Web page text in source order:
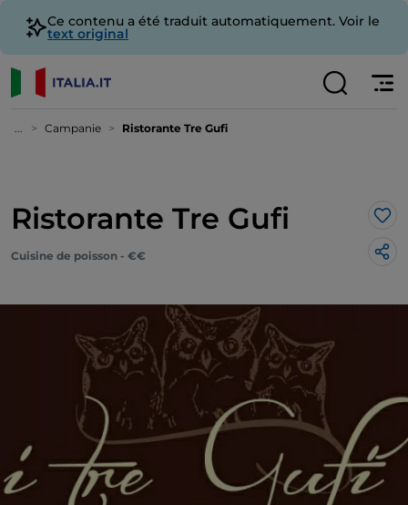
Ce contenu a été traduit automatiquement. Voir le
text original
... Campanie Ristorante Tre Gufi
Ristorante Tre Gufi
Cuisine de poisson - €€